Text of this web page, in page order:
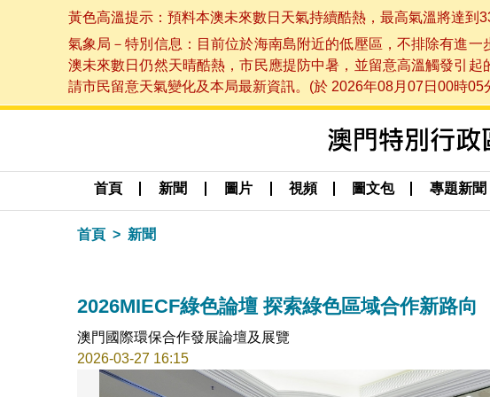
黃色高溫提示：預料本澳未來數日天氣持續酷熱，最高氣溫將達
氣象局－特別信息：目前位於海南島附近的低壓區，不排除有進
澳未來數日仍然天晴酷熱，市民應提防中暑，並留意高溫觸發引
請市民留意天氣變化及本局最新資訊。(於 2026年08月07日00時05
首頁 新聞 圖片 視頻 圖文包 專題新聞
首頁 新聞
2026MIECF綠色論壇 探索綠色區域合作新路向
澳門國際環保合作發展論壇及展覽
2026-03-27 16:15